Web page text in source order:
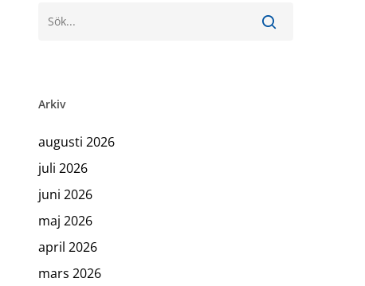
Arkiv
augusti 2026
juli 2026
juni 2026
maj 2026
april 2026
mars 2026